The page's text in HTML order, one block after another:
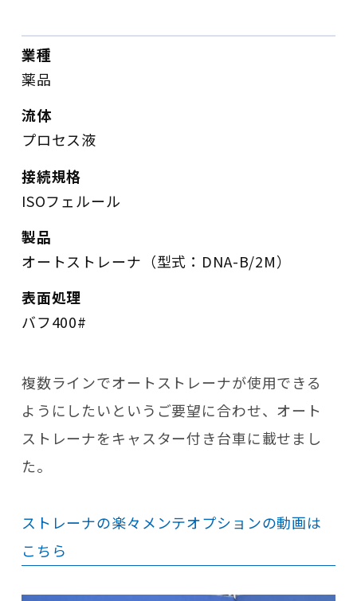
業種
薬品
流体
プロセス液
接続規格
ISOフェルール
製品
オートストレーナ（型式：DNA-B/2M）
表面処理
バフ400#
複数ラインでオートストレーナが使用できる
ようにしたいというご要望に合わせ、オート
ストレーナをキャスター付き台車に載せまし
た。
ストレーナの楽々メンテオプションの動画は
こちら